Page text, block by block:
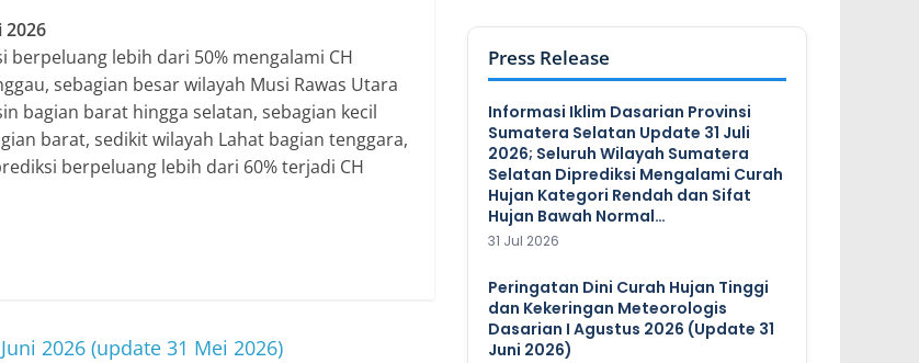
2026
berpeluang lebih dari 50% mengalami CH
sebagian besar wilayah Musi Rawas Utara
bagian barat hingga selatan, sebagian kecil
barat, sedikit wilayah Lahat bagian tenggara,
berpeluang lebih dari 60% terjadi CH
2026 (update 31 Mei 2026)
Press Release
Informasi Iklim Dasarian Provinsi
Sumatera Selatan Update 31 Juli
2026; Seluruh Wilayah Sumatera
Selatan Diprediksi Mengalami Curah
Hujan Kategori Rendah dan Sifat
Hujan Bawah Normal…
31 Jul 2026
Peringatan Dini Curah Hujan Tinggi
dan Kekeringan Meteorologis
Dasarian I Agustus 2026 (Update 31
Juni 2026)